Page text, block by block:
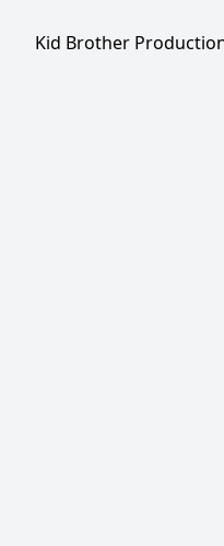
Kid Brother